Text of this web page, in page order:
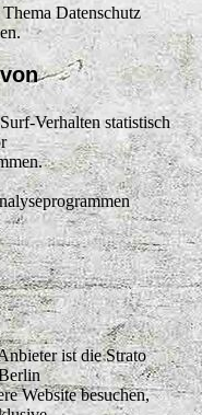
Datenschutz
Verhalten statistisch
ist die Strato
Website besuchen,